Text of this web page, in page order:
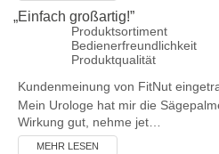
„Einfach großartig!”
Produktsortiment
Bedienerfreundlichkeit
Produktqualität
Kundenmeinung von FitNut
Mein Urologe hat mir die
Wirkung gut, nehme jet…
MEHR LESEN